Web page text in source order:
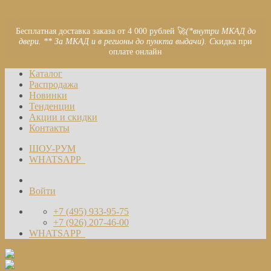
Бесплатная доставка заказа от 4 000 рублей 🚀(*внутри МКАД до
двери. ** За МКАД и в регионы до пункта выдачи). Скидка при
оплате онлайн
Каталог
Распродажа
Новинки
Тенденции
Акции и скидки
Контакты
ШОУ-РУМ
WHATSAPP
Войти
+7 (495) 933-95-75
+7 (926) 207-46-00
WHATSAPP